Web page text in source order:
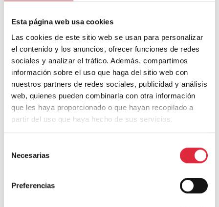
Esta página web usa cookies
Las cookies de este sitio web se usan para personalizar
el contenido y los anuncios, ofrecer funciones de redes
sociales y analizar el tráfico. Además, compartimos
información sobre el uso que haga del sitio web con
nuestros partners de redes sociales, publicidad y análisis
web, quienes pueden combinarla con otra información
que les haya proporcionado o que hayan recopilado a
partir del uso que haya hecho de sus servicios.
Necesarias
Preferencias
carbono en la industria de la construcción.
Modelo No Especulativo
El modelo de cesión de uso de La Borda ofrece una
alternativa viable a la especulación inmobiliaria,
asegurando que las viviendas permanezcan accesibles y
controladas por la comunidad. Este modelo puede
inspirar políticas y proyectos similares en otras regiones,
promoviendo la vivienda asequible y sostenible.
La Borda es un ejemplo de innovación social y urbana,